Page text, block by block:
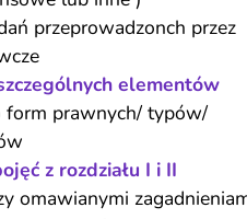
przeprowadzonch przez
elementów
form prawnych/ typów/
z rozdziału I i II
omawianymi